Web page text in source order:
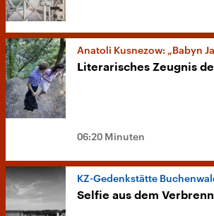
Anatoli Kusnezow: „Babyn
Literarisches Zeugnis
06:20 Minuten
KZ-Gedenkstätte
Selfie aus dem